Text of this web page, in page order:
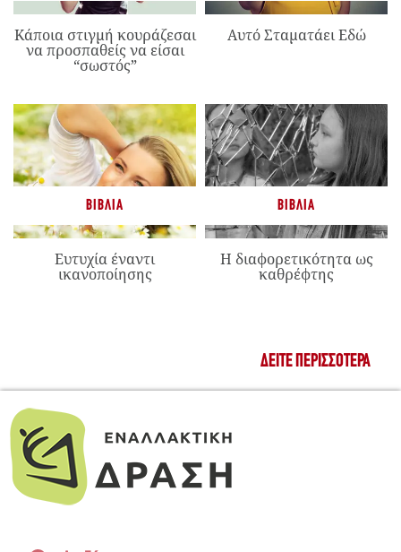
Κάποια στιγμή κουράζεσαι
να προσπαθείς να είσαι
“σωστός”
Αυτό Σταματάει Εδώ
ΒΙΒΛΊΑ
Ευτυχία έναντι
ικανοποίησης
ΒΙΒΛΊΑ
Η διαφορετικότητα ως
καθρέφτης
ΔΕΊΤΕ ΠΕΡΙΣΣΌΤΕΡΑ